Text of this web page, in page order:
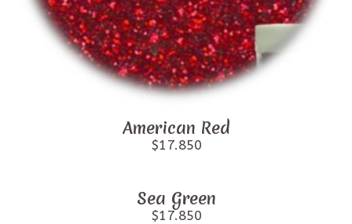
American Red
$17.850
Sea Green
$17.850